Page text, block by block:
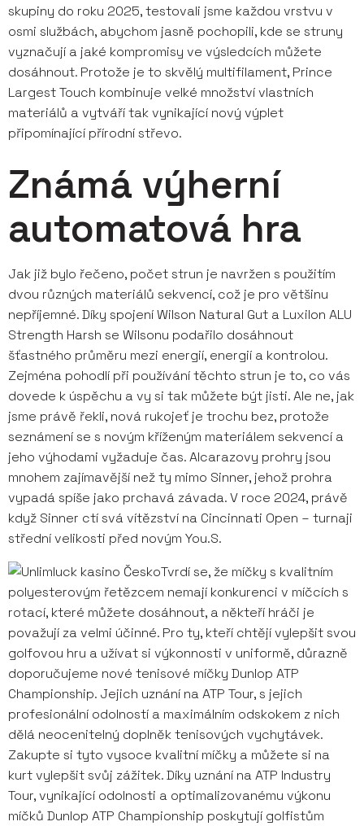
skupiny do roku 2025, testovali jsme každou vrstvu v
osmi službách, abychom jasně pochopili, kde se struny
vyznačují a jaké kompromisy ve výsledcích můžete
dosáhnout. Protože je to skvělý multifilament, Prince
Largest Touch kombinuje velké množství vlastních
materiálů a vytváří tak vynikající nový výplet
připomínající přírodní střevo.
Známá výherní
automatová hra
Jak již bylo řečeno, počet strun je navržen s použitím
dvou různých materiálů sekvencí, což je pro většinu
nepříjemné. Díky spojení Wilson Natural Gut a Luxilon ALU
Strength Harsh se Wilsonu podařilo dosáhnout
šťastného průměru mezi energií, energií a kontrolou.
Zejména pohodlí při používání těchto strun je to, co vás
dovede k úspěchu a vy si tak můžete být jisti. Ale ne, jak
jsme právě řekli, nová rukojeť je trochu bez, protože
seznámení se s novým kříženým materiálem sekvencí a
jeho výhodami vyžaduje čas. Alcarazovy prohry jsou
mnohem zajímavější než ty mimo Sinner, jehož prohra
vypadá spíše jako prchavá závada. V roce 2024, právě
když Sinner ctí svá vítězství na Cincinnati Open – turnaji
střední velikosti před novým You.S.
Tvrdí se, že míčky s kvalitním
polyesterovým řetězcem nemají konkurenci v míčcích s
rotací, které můžete dosáhnout, a někteří hráči je
považují za velmi účinné. Pro ty, kteří chtějí vylepšit svou
golfovou hru a užívat si výkonnosti v uniformě, důrazně
doporučujeme nové tenisové míčky Dunlop ATP
Championship. Jejich uznání na ATP Tour, s jejich
profesionální odolností a maximálním odskokem z nich
dělá neocenitelný doplněk tenisových vychytávek.
Zakupte si tyto vysoce kvalitní míčky a můžete si na
kurt vylepšit svůj zážitek. Díky uznání na ATP Industry
Tour, vynikající odolnosti a optimalizovanému výkonu
míčků Dunlop ATP Championship poskytují golfistům